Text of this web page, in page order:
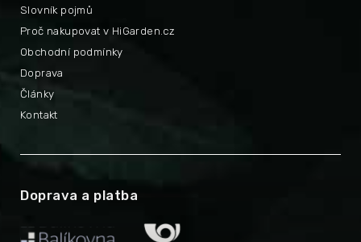
Proč nakupovat v HiGarden.cz
Obchodní podmínky
Doprava
Články
Slovník pojmů
Kontakt
Doprava a platba